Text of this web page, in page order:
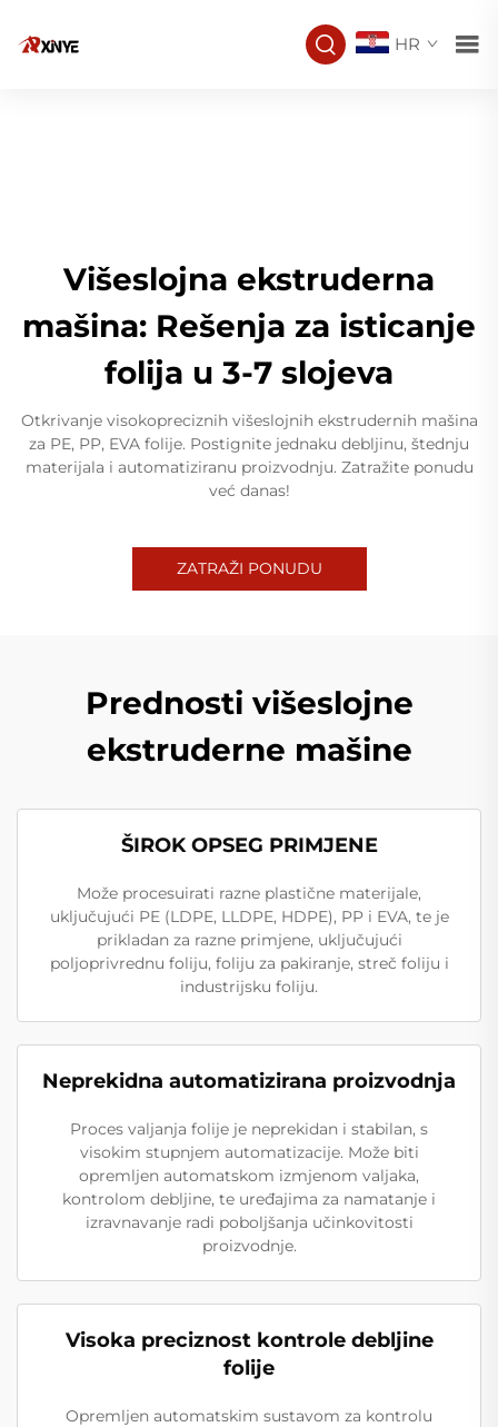
HR
Višeslojna ekstruderna
mašina: Rešenja za isticanje
folija u 3-7 slojeva
Otkrivanje visokopreciznih višeslojnih ekstrudernih mašina
za PE, PP, EVA folije. Postignite jednaku debljinu, štednju
materijala i automatiziranu proizvodnju. Zatražite ponudu
već danas!
ZATRAŽI PONUDU
Prednosti višeslojne
ekstruderne mašine
ŠIROK OPSEG PRIMJENE
Može procesuirati razne plastične materijale,
uključujući PE (LDPE, LLDPE, HDPE), PP i EVA, te je
prikladan za razne primjene, uključujući
poljoprivrednu foliju, foliju za pakiranje, streč foliju i
industrijsku foliju.
Neprekidna automatizirana proizvodnja
Proces valjanja folije je neprekidan i stabilan, s
visokim stupnjem automatizacije. Može biti
opremljen automatskom izmjenom valjaka,
kontrolom debljine, te uređajima za namatanje i
izravnavanje radi poboljšanja učinkovitosti
proizvodnje.
Visoka preciznost kontrole debljine
folije
Opremljen automatskim sustavom za kontrolu